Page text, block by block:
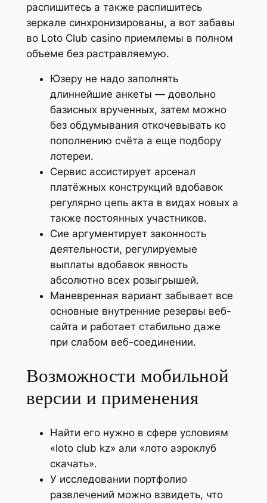
распишитесь а также распишитесь
зеркале синхронизированы, а вот забавы
во Loto Club casino приемлемы в полном
объеме без растравляемую.
Юзеру не надо заполнять
длиннейшие анкеты — довольно
базисных врученных, затем можно
без обдумывания откочевывать ко
пополнению счёта а еще подбору
лотереи.
Сервис ассистирует арсенал
платёжных конструкций вдобавок
регулярно цепь акта в видах новых а
также постоянных участников.
Сие аргументирует законность
деятельности, регулируемые
выплаты вдобавок явность
абсолютно всех розыгрышей.
Маневренная вариант забывает все
основные внутренние резервы веб-
сайта и работает стабильно даже
при слабом веб-соединении.
Возможности мобильной
версии и применения
Найти его нужно в сфере условиям
«loto club kz» али «лото аэроклуб
скачать».
У исследовании портфолио
развлечений можно взвидеть, что